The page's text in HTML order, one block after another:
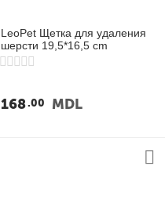
LeoPet Щетка для удаления
шерсти 19,5*16,5 cm
168 00 MDL